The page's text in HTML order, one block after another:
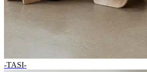
-TASI-